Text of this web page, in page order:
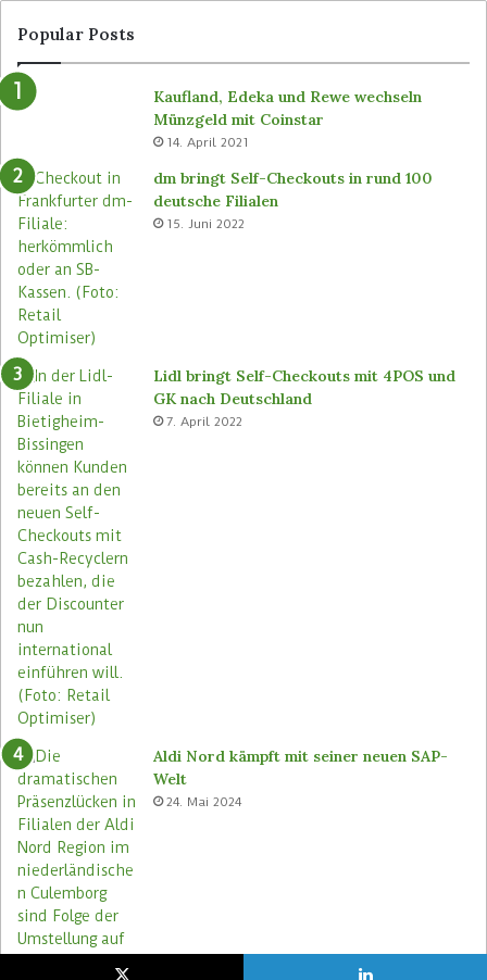
Popular Posts
Kaufland, Edeka und Rewe wechseln
Münzgeld mit Coinstar
14. April 2021
dm bringt Self-Checkouts in rund 100
deutsche Filialen
15. Juni 2022
Lidl bringt Self-Checkouts mit 4POS und
GK nach Deutschland
7. April 2022
Aldi Nord kämpft mit seiner neuen SAP-
Welt
24. Mai 2024